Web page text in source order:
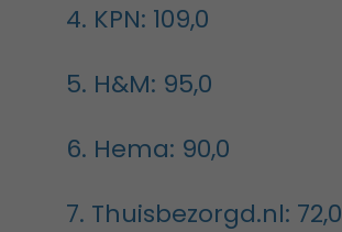
4. KPN: 109,0
5. H&M: 95,0
6. Hema: 90,0
7. Thuisbezorgd.nl: 72,0